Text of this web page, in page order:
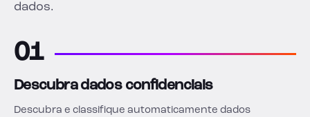
dados.
01
Descubra dados confidenciais
Descubra e classifique automaticamente dados